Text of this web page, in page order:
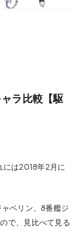
ラ比較【駆
には2018年2月に
ベリン、8番艦ジ
で、見比べて見る